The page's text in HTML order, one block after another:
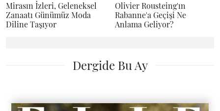
Mirasın İzleri, Geleneksel
Zanaatı Günümüz Moda
Diline Taşıyor
Olivier Rousteing'ın
Rabanne'a Geçişi Ne
Anlama Geliyor?
Dergide Bu Ay